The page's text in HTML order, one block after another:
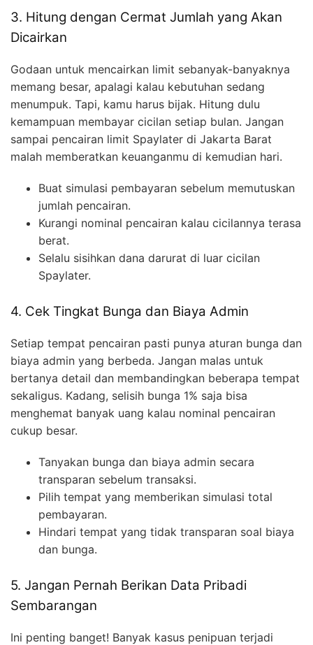
3. Hitung dengan Cermat Jumlah yang Akan
Dicairkan
Godaan untuk mencairkan limit sebanyak-banyaknya
memang besar, apalagi kalau kebutuhan sedang
menumpuk. Tapi, kamu harus bijak. Hitung dulu
kemampuan membayar cicilan setiap bulan. Jangan
sampai pencairan limit Spaylater di Jakarta Barat
malah memberatkan keuanganmu di kemudian hari.
Buat simulasi pembayaran sebelum memutuskan
jumlah pencairan.
Kurangi nominal pencairan kalau cicilannya terasa
berat.
Selalu sisihkan dana darurat di luar cicilan
Spaylater.
4. Cek Tingkat Bunga dan Biaya Admin
Setiap tempat pencairan pasti punya aturan bunga dan
biaya admin yang berbeda. Jangan malas untuk
bertanya detail dan membandingkan beberapa tempat
sekaligus. Kadang, selisih bunga 1% saja bisa
menghemat banyak uang kalau nominal pencairan
cukup besar.
Tanyakan bunga dan biaya admin secara
transparan sebelum transaksi.
Pilih tempat yang memberikan simulasi total
pembayaran.
Hindari tempat yang tidak transparan soal biaya
dan bunga.
5. Jangan Pernah Berikan Data Pribadi
Sembarangan
Ini penting banget! Banyak kasus penipuan terjadi